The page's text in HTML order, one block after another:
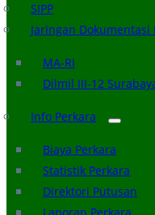
SIPP
Jaringan Dokumentasi
MA-RI
Dilmil III-12
Info Perkara
Biaya Perkara
Statistik Perkara
Direktori Putusan